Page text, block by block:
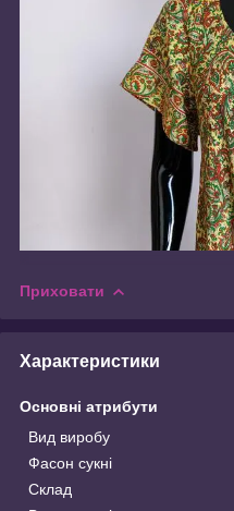
Приховати
Характеристики
Основні атрибути
Вид виробу
Фасон сукні
Склад